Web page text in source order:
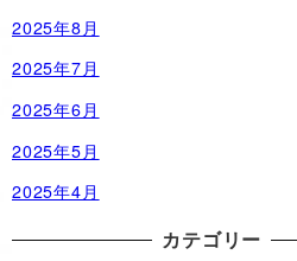
2025年8月
2025年7月
2025年6月
2025年5月
2025年4月
カテゴリー